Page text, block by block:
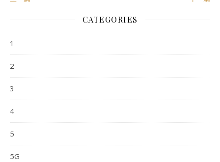
从业人员信息公示：CATEGORIES
1
2
3
4
5
5G